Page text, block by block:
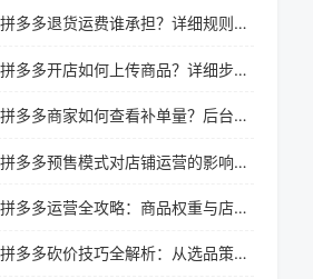
拼多多退货运费谁承担？详细规则说明与买家商家责任区分
拼多多开店如何上传商品？详细步骤指南与注意事项解析
拼多多商家如何查看补单量？后台操作步骤与管理技巧全解析
拼多多预售模式对店铺运营的影响与管理策略全解析
拼多多运营全攻略：商品权重与店铺评分的核心规则解析
拼多多砍价技巧全解析：从选品策略到可靠性深度揭秘